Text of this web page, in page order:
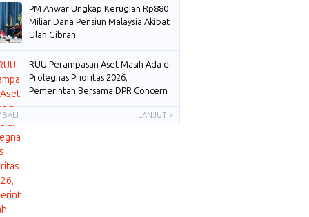
PM Anwar Ungkap Kerugian Rp880
Miliar Dana Pensiun Malaysia Akibat
Ulah Gibran
RUU Perampasan Aset Masih Ada di
Prolegnas Prioritas 2026,
Pemerintah Bersama DPR Concern
LANJUT »